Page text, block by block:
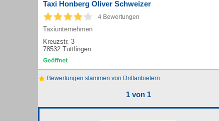
Taxi Honberg Oliver Schweizer
4 Bewertungen
Taxiunternehmen
Kreuzstr. 3
78532 Tuttlingen
Bewertungen stammen von Drittanbietern
1 von 1